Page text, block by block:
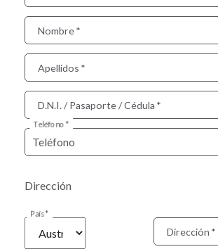
Nombre
Apellidos
D.N.I. / Pasaporte / Cédula
Teléfono
Dirección
País
Dirección